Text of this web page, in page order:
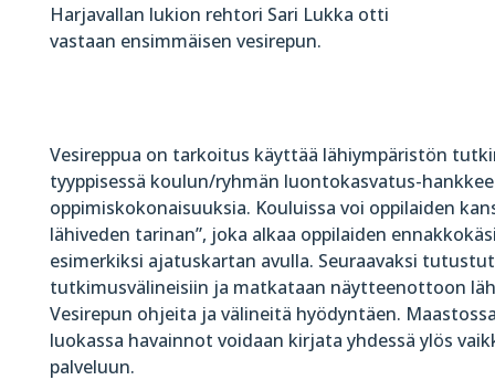
Harjavallan lukion rehtori Sari Lukka otti
vastaan ensimmäisen vesirepun.
Vesireppua on tarkoitus käyttää lähiympäristön
tyyppisessä koulun/ryhmän luontokasvatus-
oppimiskokonaisuuksia. Kouluissa voi oppilaiden
lähiveden tarinan”, joka alkaa oppilaiden
esimerkiksi ajatuskartan avulla. Seuraavaksi
tutkimusvälineisiin ja matkataan näytteenottoon
Vesirepun ohjeita ja välineitä hyödyntäen.
luokassa havainnot voidaan kirjata yhdessä ylös
palveluun.